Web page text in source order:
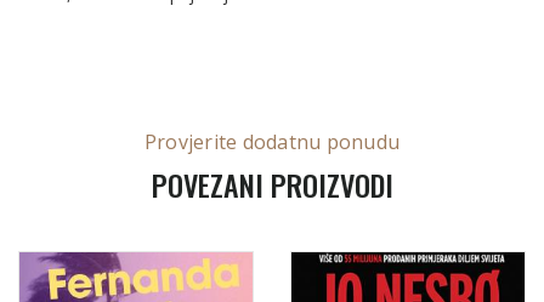
Provjerite dodatnu ponudu
POVEZANI PROIZVODI